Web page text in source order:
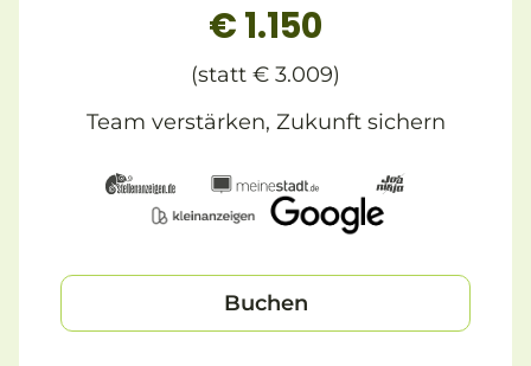
€ 1.150
(statt € 3.009)
Team verstärken, Zukunft sichern
Buchen